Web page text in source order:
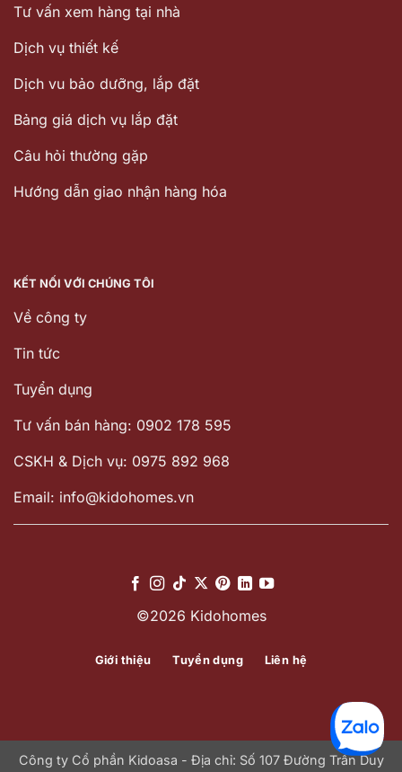
Tư vấn xem hàng tại nhà
Dịch vụ thiết kế
Dịch vu bảo dưỡng, lắp đặt
Bảng giá dịch vụ lắp đặt
Câu hỏi thường gặp
Hướng dẫn giao nhận hàng hóa
KẾT NỐI VỚI CHÚNG TÔI
Về công ty
Tin tức
Tuyển dụng
Tư vấn bán hàng: 0902 178 595
CSKH & Dịch vụ: 0975 892 968
Email: info@kidohomes.vn
©2026 Kidohomes
Giới thiệu Tuyển dụng Liên hệ
Công ty Cổ phần Kidoasa - Địa chỉ: Số 107 Đường Trần Duy